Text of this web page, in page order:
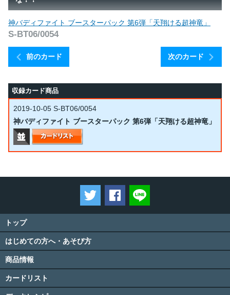
前のカード
神バディファイト ブースターパック 第6弾「天翔ける超神竜」
S-BT06/0054
次のカード
収録カード商品
2019-10-05 S-BT06/0054
神バディファイト ブースターパック 第6弾「天翔ける超神竜」
ツイートするFacebookでシェアする
トップ
はじめての方へ・あそび方
商品情報
カードリスト